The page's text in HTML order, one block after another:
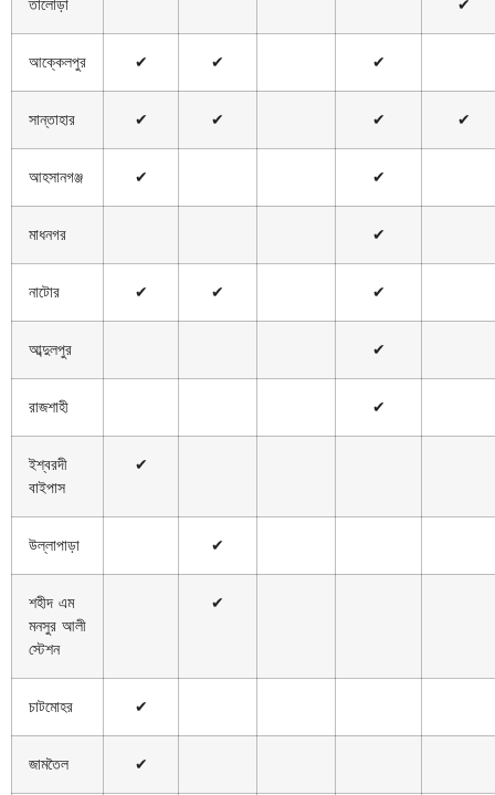
আক্কেলপুর ✔ ✔ ✔
সান্তাহার ✔ ✔ ✔ ✔
আহসানগঞ্জ ✔ ✔
মাধনগর ✔
নাটোর ✔ ✔ ✔
আব্দুলপুর ✔
রাজশাহী ✔
ইশ্বরদী
বাইপাস
✔
উল্লাপাড়া ✔
শহীদ এম
মনসুর আলী
স্টেশন
✔
চাটমোহর ✔
জামতৈল ✔